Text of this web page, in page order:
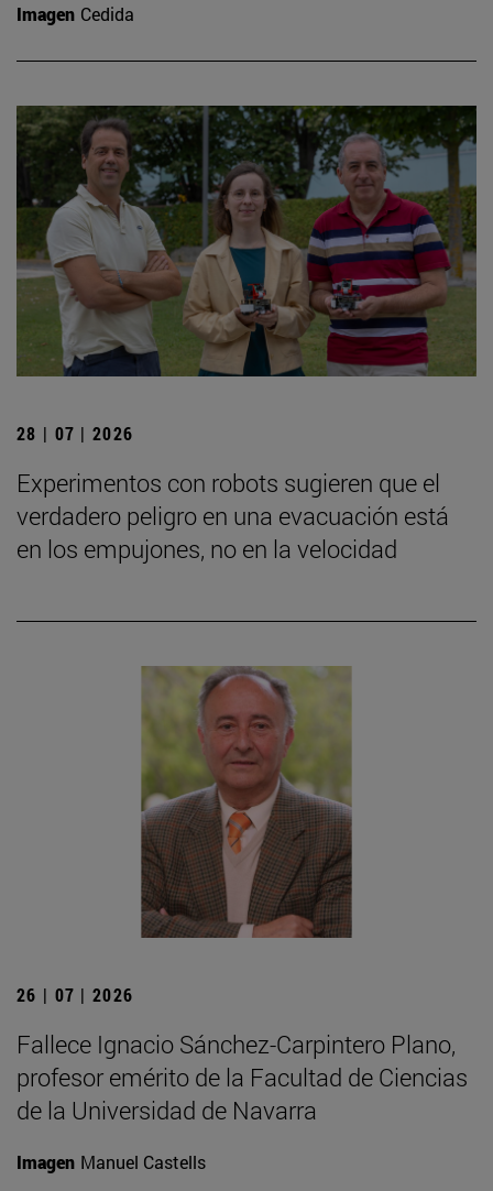
Imagen Cedida
28 | 07 | 2026
Experimentos con robots sugieren que el
verdadero peligro en una evacuación está
en los empujones, no en la velocidad
26 | 07 | 2026
Fallece Ignacio Sánchez-Carpintero Plano,
profesor emérito de la Facultad de Ciencias
de la Universidad de Navarra
Imagen Manuel Castells